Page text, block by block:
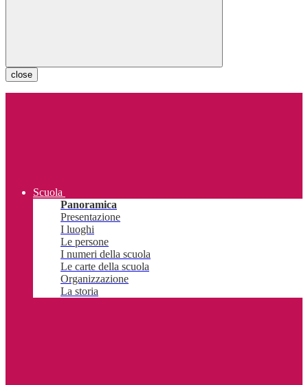
close
Scuola
Panoramica
Presentazione
I luoghi
Le persone
I numeri della scuola
Le carte della scuola
Organizzazione
La storia